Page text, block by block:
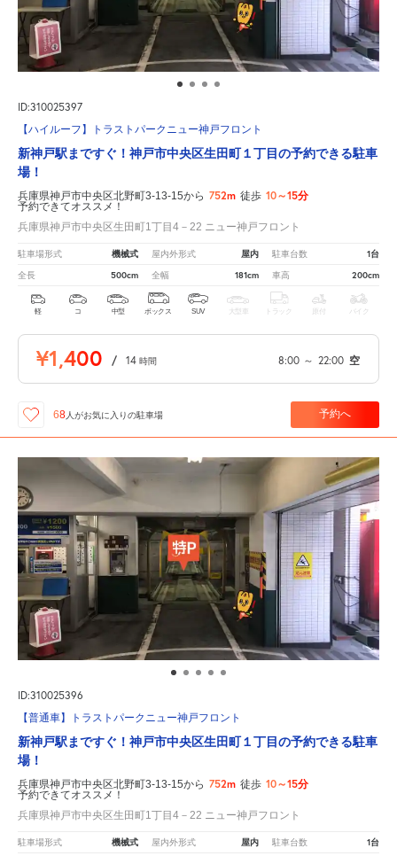
ID:310025397
【ハイルーフ】トラストパークニュー神戸フロント
新神戸駅まですぐ！神戸市中央区生田町１丁目の予約できる駐車
場！
兵庫県神戸市中央区北野町3-13-15から 752m 徒歩 10～15分
予約できてオススメ！
兵庫県神戸市中央区生田町1丁目4－22 ニュー神戸フロント
駐車場形式 機械式 屋内外形式 屋内 駐車台数 1台
全長 500cm 全幅 181cm 車高 200cm
軽 コ 中型 ボックス SUV 大型車 トラック 原付 バイク
¥1,400 / 14 時間 8:00 ～ 22:00 空
68 人がお気に入りの駐車場 予約へ
ID:310025396
【普通車】トラストパークニュー神戸フロント
新神戸駅まですぐ！神戸市中央区生田町１丁目の予約できる駐車
場！
兵庫県神戸市中央区北野町3-13-15から 752m 徒歩 10～15分
予約できてオススメ！
兵庫県神戸市中央区生田町1丁目4－22 ニュー神戸フロント
駐車場形式 機械式 屋内外形式 屋内 駐車台数 1台